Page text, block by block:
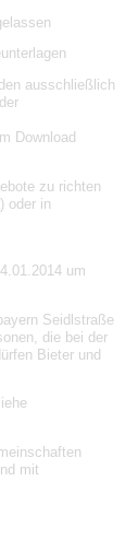
ausschließlich
Download
zu richten
oder in
um
Seidlstraße
die bei der
Bieter und
mit